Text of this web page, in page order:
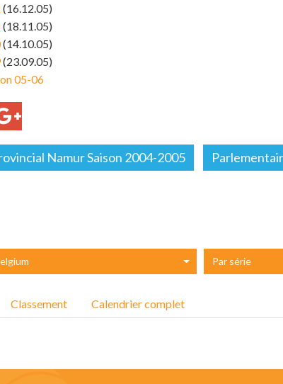
(16.12.05)
(18.11.05)
(14.10.05)
(23.09.05)
05-06
Namur Saison 2004-2005
Par série
Classement Calendrier complet